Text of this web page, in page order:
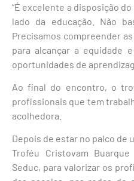
“É excelente a disposição
lado da educação. Não
Precisamos compreender
para alcançar a equidade
oportunidades de
Ao final do encontro, o
profissionais que tem
acolhedora.
Depois de estar no palco de
Troféu Cristovam
Seduc, para valorizar os